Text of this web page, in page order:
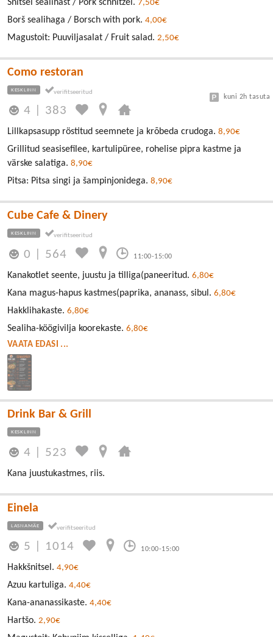
Šnitsel sealihast / Pork schnitzel. 7,50€
Borš sealihaga / Borsch with pork. 4,00€
Magustoit: Puuviljasalat / Fruit salad. 2,50€
Como restoran
KESKLINN
4 383
kuni 2h tasuta
Lillkapsasupp röstitud seemnete ja krõbeda crudoga. 8,90€
Grillitud seasisefilee, kartulipüree, rohelise pipra kastme ja
värske salatiga. 8,90€
Pitsa: Pitsa singi ja šampinjonidega. 8,90€
Cube Cafe & Dinery
KESKLINN
0 564 11:00-15:00
Kanakotlet seente, juustu ja tilliga(paneeritud. 6,80€
Kana magus-hapus kastmes(paprika, ananass, sibul. 6,80€
Hakklihakaste. 6,80€
Sealiha-köögivilja koorekaste. 6,80€
VAATA EDASI ...
Drink Bar & Grill
KESKLINN
4 523
Kana juustukastmes, riis.
Einela
LASNAMÄE
5 1014 10:00-15:00
Hakkšnitsel. 4,90€
Azuu kartuliga. 4,40€
Kana-ananassikaste. 4,40€
Hartšo. 2,90€